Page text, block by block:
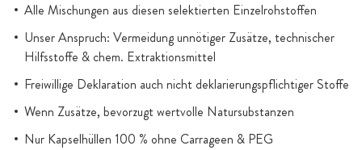
Alle Mischungen aus diesen selektierten Einzelrohstoffen
Unser Anspruch: Vermeidung unnötiger Zusätze, technischer
Hilfsstoffe & chem. Extraktionsmittel
Freiwillige Deklaration auch nicht deklarierungspflichtiger Stoffe
Wenn Zusätze, bevorzugt wertvolle Natursubstanzen
Nur Kapselhüllen 100 % ohne Carrageen & PEG